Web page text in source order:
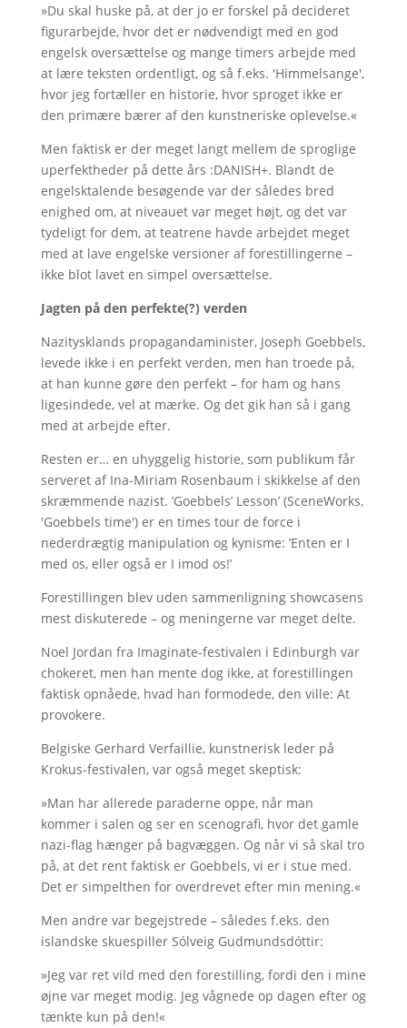
»Du skal huske på, at der jo er forskel på decideret
figurarbejde, hvor det er nødvendigt med en god
engelsk oversættelse og mange timers arbejde med
at lære teksten ordentligt, og så f.eks. 'Himmelsange',
hvor jeg fortæller en historie, hvor sproget ikke er
den primære bærer af den kunstneriske oplevelse.«
Men faktisk er der meget langt mellem de sproglige
uperfektheder på dette års :DANISH+. Blandt de
engelsktalende besøgende var der således bred
enighed om, at niveauet var meget højt, og det var
tydeligt for dem, at teatrene havde arbejdet meget
med at lave engelske versioner af forestillingerne –
ikke blot lavet en simpel oversættelse.
Jagten på den perfekte(?) verden
Nazitysklands propagandaminister, Joseph Goebbels,
levede ikke i en perfekt verden, men han troede på,
at han kunne gøre den perfekt – for ham og hans
ligesindede, vel at mærke. Og det gik han så i gang
med at arbejde efter.
Resten er… en uhyggelig historie, som publikum får
serveret af Ina-Miriam Rosenbaum i skikkelse af den
skræmmende nazist. ’Goebbels’ Lesson’ (SceneWorks,
'Goebbels time') er en times tour de force i
nederdrægtig manipulation og kynisme: ’Enten er I
med os, eller også er I imod os!’
Forestillingen blev uden sammenligning showcasens
mest diskuterede – og meningerne var meget delte.
Noel Jordan fra Imaginate-festivalen i Edinburgh var
chokeret, men han mente dog ikke, at forestillingen
faktisk opnåede, hvad han formodede, den ville: At
provokere.
Belgiske Gerhard Verfaillie, kunstnerisk leder på
Krokus-festivalen, var også meget skeptisk:
»Man har allerede paraderne oppe, når man
kommer i salen og ser en scenografi, hvor det gamle
nazi-flag hænger på bagvæggen. Og når vi så skal tro
på, at det rent faktisk er Goebbels, vi er i stue med.
Det er simpelthen for overdrevet efter min mening.«
Men andre var begejstrede – således f.eks. den
islandske skuespiller Sólveig Gudmundsdóttir:
»Jeg var ret vild med den forestilling, fordi den i mine
øjne var meget modig. Jeg vågnede op dagen efter og
tænkte kun på den!«